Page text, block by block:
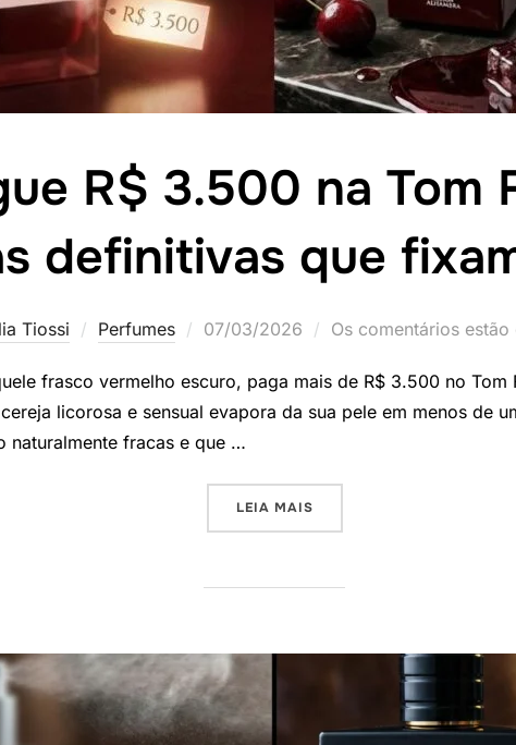
R$ 3.500 na Tom
definitivas que
Tiossi Perfumes
Postado
07/03/2026 Os comentários
frasco vermelho escuro, paga mais de R$ 3.500 no
licorosa e sensual evapora da sua pele em menos de
naturalmente fracas e que …
LEIA MAIS“NÃO PAGUE R$ 3.500 NA